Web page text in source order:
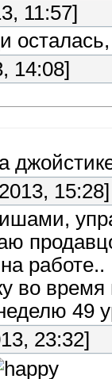
11:57]
14:08]
15:28]
во
49
23:32]